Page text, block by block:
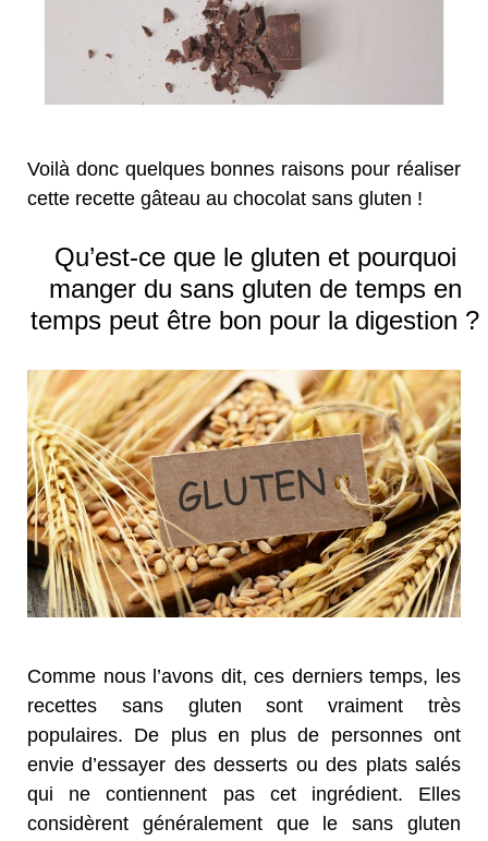
Voilà donc quelques bonnes raisons pour réaliser
cette recette gâteau au chocolat sans gluten !
Qu’est-ce que le gluten et pourquoi
manger du sans gluten de temps en
temps peut être bon pour la digestion ?
Comme nous l’avons dit, ces derniers temps, les
recettes sans gluten sont vraiment très
populaires. De plus en plus de personnes ont
envie d’essayer des desserts ou des plats salés
qui ne contiennent pas cet ingrédient. Elles
considèrent généralement que le sans gluten